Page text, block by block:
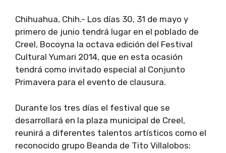
Chihuahua, Chih.- Los días 30, 31 de mayo y
primero de junio tendrá lugar en el poblado de
Creel, Bocoyna la octava edición del Festival
Cultural Yumari 2014, que en esta ocasión
tendrá como invitado especial al Conjunto
Primavera para el evento de clausura.
Durante los tres días el festival que se
desarrollará en la plaza municipal de Creel,
reunirá a diferentes talentos artísticos como el
reconocido grupo Beanda de Tito Villalobos;